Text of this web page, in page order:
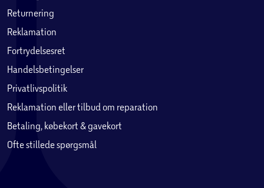
Returnering
Reklamation
Fortrydelsesret
Handelsbetingelser
Privatlivspolitik
Reklamation eller tilbud om reparation
Betaling, købekort & gavekort
Ofte stillede spørgsmål